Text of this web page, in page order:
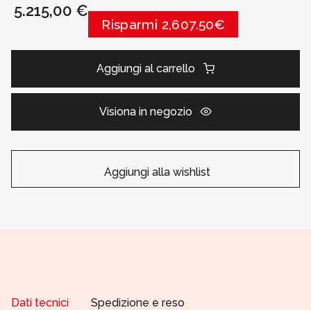
5.215,00 €
Risparmi 2,607.50€
Aggiungi al carrello
Visiona in negozio
Aggiungi alla wishlist
Dati tecnici Spedizione e reso